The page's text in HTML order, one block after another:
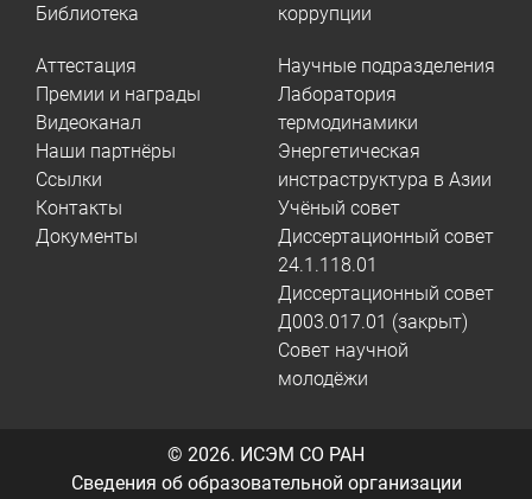
Библиотека
коррупции
Аттестация
Премии и награды
Видеоканал
Наши партнёры
Ссылки
Контакты
Документы
Научные подразделения
Лаборатория
термодинамики
Энергетическая
инстраструктура в Азии
Учёный совет
Диссертационный совет
24.1.118.01
Диссертационный совет
Д003.017.01 (закрыт)
Совет научной
молодёжи
© 2026. ИСЭМ СО РАН
Сведения об образовательной организации